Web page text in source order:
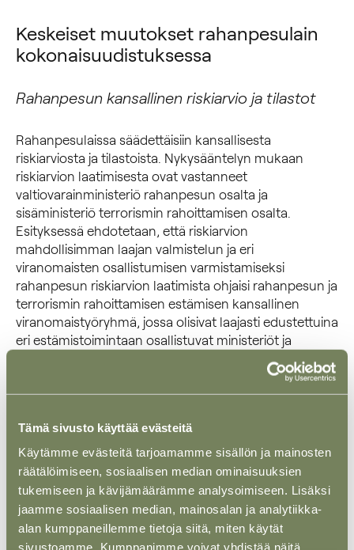
Tämä sivusto käyttää evästeitä
Käytämme evästeitä tarjoamamme sisällön ja mainosten
räätälöimiseen, sosiaalisen median ominaisuuksien
tukemiseen ja kävijämäärämme analysoimiseen. Lisäksi
jaamme sosiaalisen median, mainosalan ja analytiikka-
alan kumppaneillemme tietoja siitä, miten käytät
sivustoamme. Kumppanimme voivat yhdistää näitä
Keskeiset muutokset rahanpesulain
kokonaisuudistuksessa
Rahanpesun kansallinen riskiarvio ja tilastot
Rahanpesulaissa säädettäisiin kansallisesta
riskiarviosta ja tilastoista. Nykysääntelyn mukaan
riskiarvion laatimisesta ovat vastanneet
valtiovarainministeriö rahanpesun osalta ja
sisäministeriö terrorismin rahoittamisen osalta.
Esityksessä ehdotetaan, että riskiarvion
mahdollisimman laajan valmistelun ja eri
viranomaisten osallistumisen varmistamiseksi
rahanpesun riskiarvion laatimista ohjaisi rahanpesun ja
terrorismin rahoittamisen estämisen kansallinen
viranomaistyöryhmä, jossa olisivat laajasti edustettuina
eri estämistoimintaan osallistuvat ministeriöt ja
viranomaiset sekä rahanpesun huolehtimisvelvolliset.
Riskiarvion laatimisvastuu olisi keskusrikospoliisin
rahanpesun selvittelykeskuksella. Esityksessä
sisäministeriön ja oikeusministeriön tilastoja koskeva
velvoite siirtyisi rahanpesun ja terrorismin
rahoittamisen estämisen kansalliselle
viranomaistyöryhmälle. Tämäkin tukisi riskiarvion
mahdollisimman laajaa valmistelua monipuolisesti eri
viranomaisissa.